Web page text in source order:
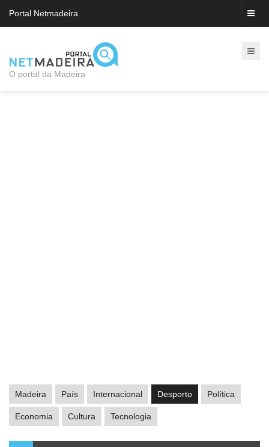
Portal Netmadeira
O portal da Madeira
Madeira País Internacional Desporto Política
Economia Cultura Tecnologia